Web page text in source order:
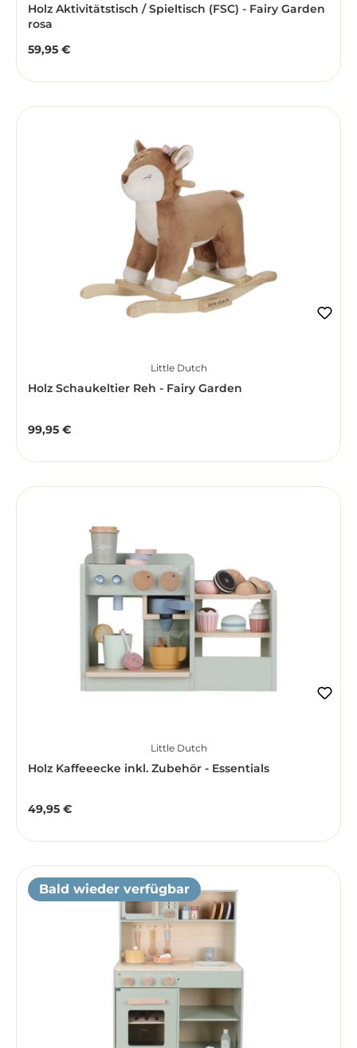
Holz Aktivitätstisch / Spieltisch (FSC) - Fairy Garden
rosa
Regulärer Preis:
59,95 €
Little Dutch
Holz Schaukeltier Reh - Fairy Garden
Regulärer Preis:
99,95 €
Little Dutch
Holz Kaffeeecke inkl. Zubehör - Essentials
Regulärer Preis:
49,95 €
Bald wieder verfügbar